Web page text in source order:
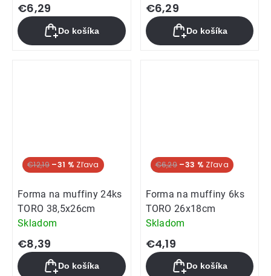
€6,29
Do košíka
€6,29
Do košíka
Hit týždňa
€12,19 –31 %
Forma na muffiny 24ks
TORO 38,5x26cm
Skladom
€8,39
Do košíka
Hit týždňa
€6,29 –33 %
Forma na muffiny 6ks
TORO 26x18cm
Skladom
€4,19
Do košíka